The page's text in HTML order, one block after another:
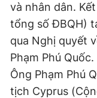
và nhân dân.
tổng số ĐBQH)
qua Nghị quyết
Phạm Phú Quốc.
Ông Phạm Phú
tịch Cyprus